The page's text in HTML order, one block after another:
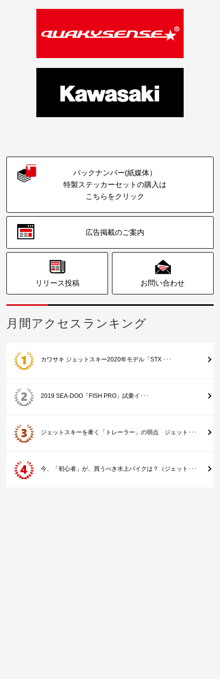
バックナンバー(紙媒体）
特製ステッカーセットの購入は
こちらをクリック
広告掲載のご案内
リリース投稿 お問い合わせ
月間アクセスランキング
カワサキ ジェットスキー2020年モデル「STX ･･･
2019 SEA-DOO「FISH PRO」試乗イ･･･
ジェットスキーを牽く「トレーラー」の弱点 ジェット･･･
今、「初心者」が、買うべき水上バイクは？（ジェット･･･